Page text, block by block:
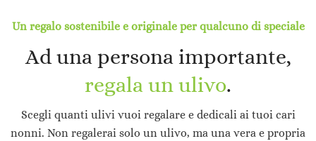
Un regalo sostenibile e originale per qualcuno di speciale
Ad una persona importante,
regala un ulivo.
Scegli quanti ulivi vuoi regalare e dedicali ai tuoi cari
nonni. Non regalerai solo un ulivo, ma una vera e propria